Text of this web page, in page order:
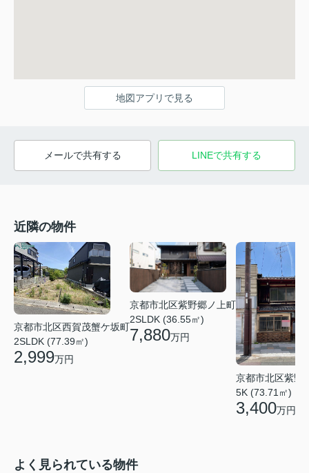
地図アプリで見る
メールで共有する LINEで共有する
近隣の物件
京都市北区西賀茂蟹ケ坂町
2SLDK (77.39㎡)
2,999万円
京都市北区紫野郷ノ上町
2SLDK (36.55㎡)
7,880万円
京都市北区紫野
5K (73.71㎡)
3,400万円
よく見られている物件